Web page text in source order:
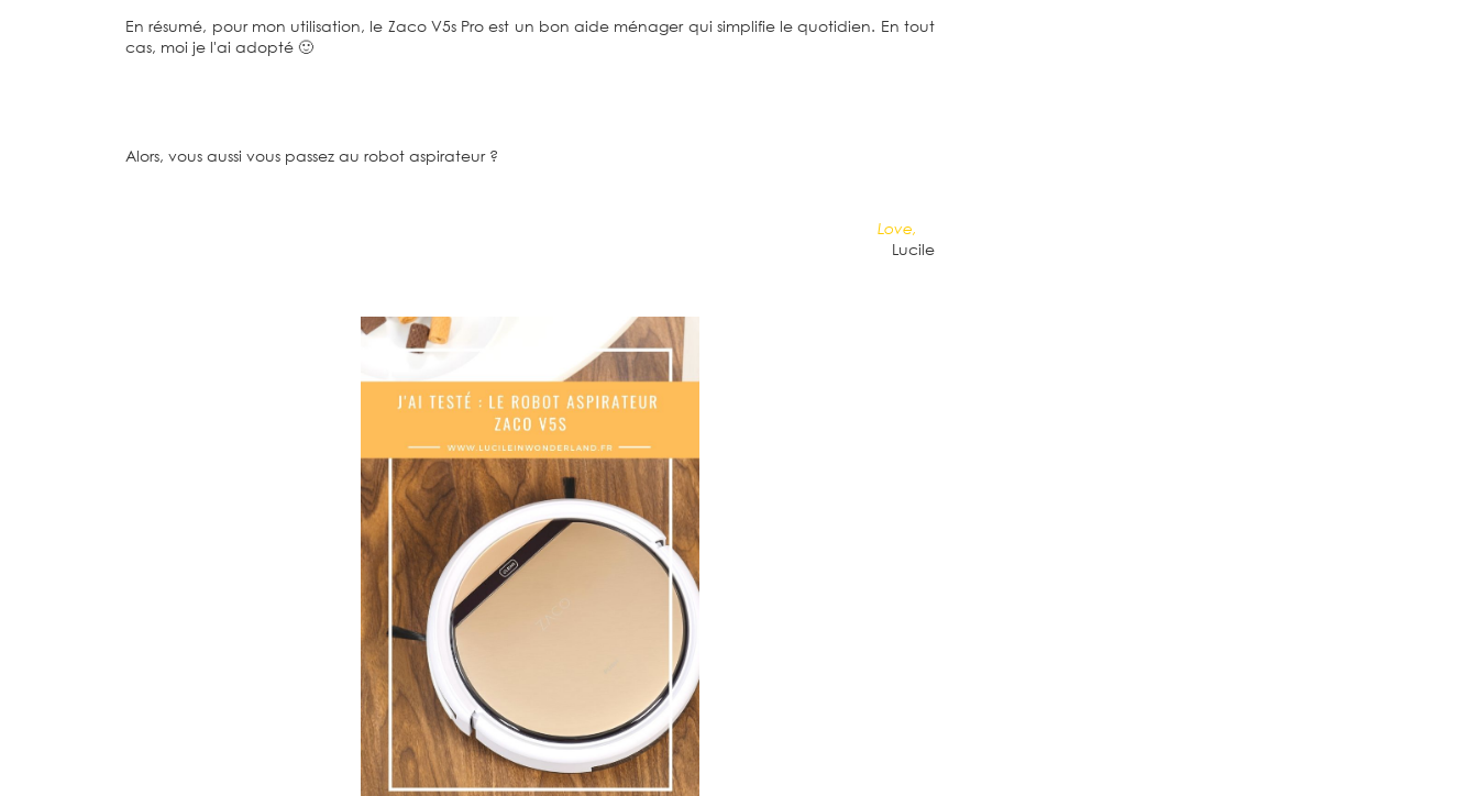
En résumé, pour mon utilisation, le Zaco V5s Pro est un bon aide ménager qui simplifie le quotidien. En tout
cas, moi je l'ai adopté 🙂
Alors, vous aussi vous passez au robot aspirateur ?
Love,
Lucile